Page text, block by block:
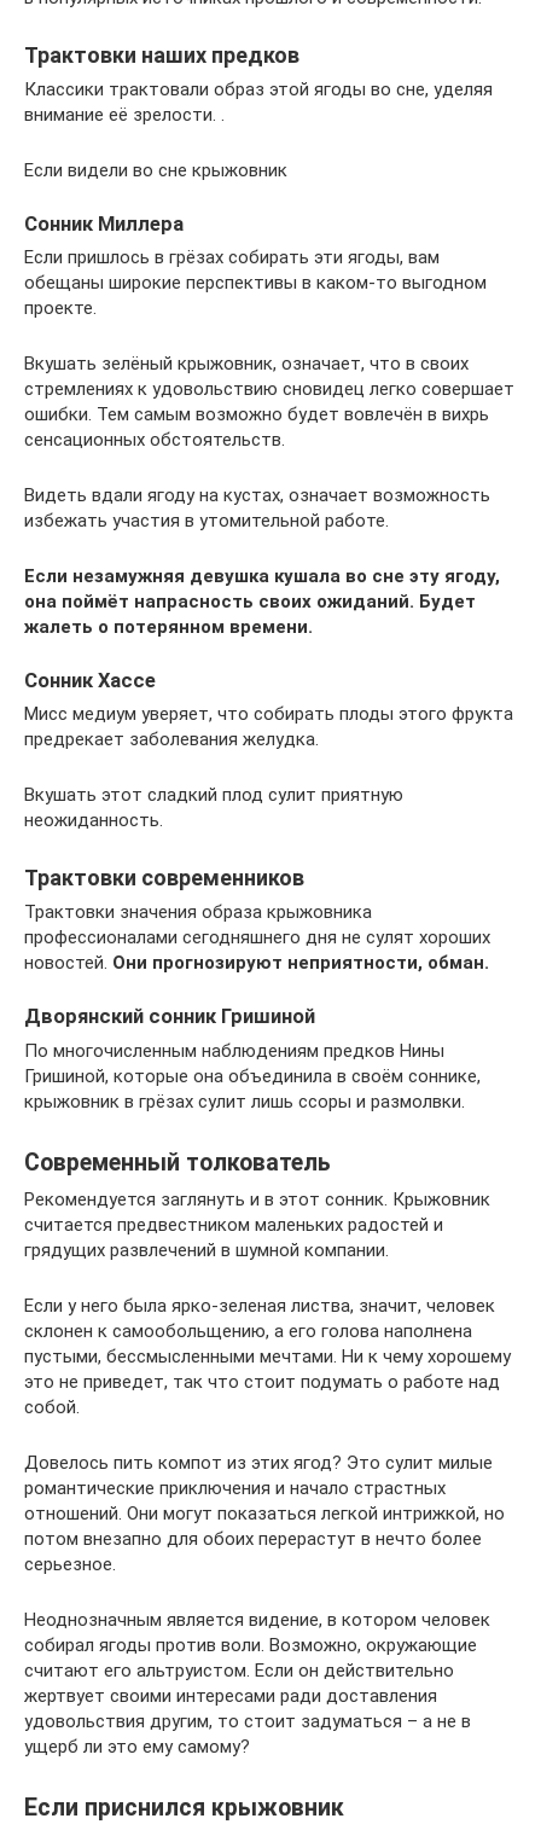
Трактовки наших предков
Классики трактовали образ этой ягоды во сне, уделяя
внимание её зрелости. .
Если видели во сне крыжовник
Сонник Миллера
Если пришлось в грёзах собирать эти ягоды, вам
обещаны широкие перспективы в каком-то выгодном
проекте.
Вкушать зелёный крыжовник, означает, что в своих
стремлениях к удовольствию сновидец легко совершает
ошибки. Тем самым возможно будет вовлечён в вихрь
сенсационных обстоятельств.
Видеть вдали ягоду на кустах, означает возможность
избежать участия в утомительной работе.
Если незамужняя девушка кушала во сне эту ягоду,
она поймёт напрасность своих ожиданий. Будет
жалеть о потерянном времени.
Сонник Хассе
Мисс медиум уверяет, что собирать плоды этого фрукта
предрекает заболевания желудка.
Вкушать этот сладкий плод сулит приятную
неожиданность.
Трактовки современников
Трактовки значения образа крыжовника
профессионалами сегодняшнего дня не сулят хороших
новостей. Они прогнозируют неприятности, обман.
Дворянский сонник Гришиной
По многочисленным наблюдениям предков Нины
Гришиной, которые она объединила в своём соннике,
крыжовник в грёзах сулит лишь ссоры и размолвки.
Современный толкователь
Рекомендуется заглянуть и в этот сонник. Крыжовник
считается предвестником маленьких радостей и
грядущих развлечений в шумной компании.
Если у него была ярко-зеленая листва, значит, человек
склонен к самообольщению, а его голова наполнена
пустыми, бессмысленными мечтами. Ни к чему хорошему
это не приведет, так что стоит подумать о работе над
собой.
Довелось пить компот из этих ягод? Это сулит милые
романтические приключения и начало страстных
отношений. Они могут показаться легкой интрижкой, но
потом внезапно для обоих перерастут в нечто более
серьезное.
Неоднозначным является видение, в котором человек
собирал ягоды против воли. Возможно, окружающие
считают его альтруистом. Если он действительно
жертвует своими интересами ради доставления
удовольствия другим, то стоит задуматься – а не в
ущерб ли это ему самому?
Если приснился крыжовник